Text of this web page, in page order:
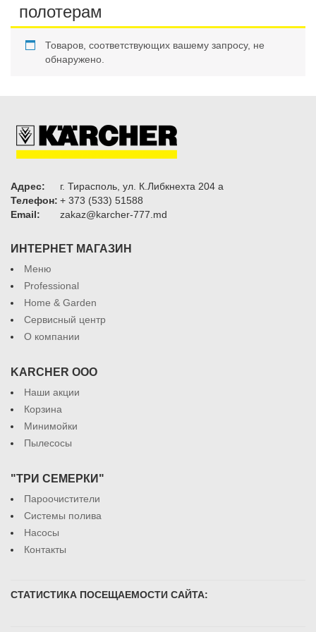
полотерам
Товаров, соответствующих вашему запросу, не
обнаружено.
Адрес:
г. Тирасполь, ул. К.Либкнехта 204 а
Телефон: + 373 (533) 51588
Email:
zakaz@karcher-777.md
ИНТЕРНЕТ МАГАЗИН
Меню
Professional
Home & Garden
Сервисный центр
О компании
KARCHER ООО
Наши акции
Корзина
Минимойки
Пылесосы
"ТРИ СЕМЕРКИ"
Пароочистители
Системы полива
Насосы
Контакты
СТАТИСТИКА ПОСЕЩАЕМОСТИ САЙТА: